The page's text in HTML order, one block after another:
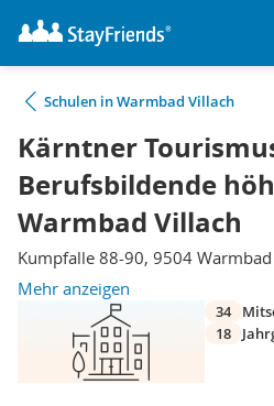
Schulen in Warmbad Villach
Kärntner
Berufsbildende
Warmbad Villach
Kumpfalle 88-90, 9504
Mehr anzeigen
34
18